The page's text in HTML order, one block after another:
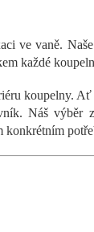
ve vaně.
každé
koupelny. Ať
Náš výběr
konkrétním